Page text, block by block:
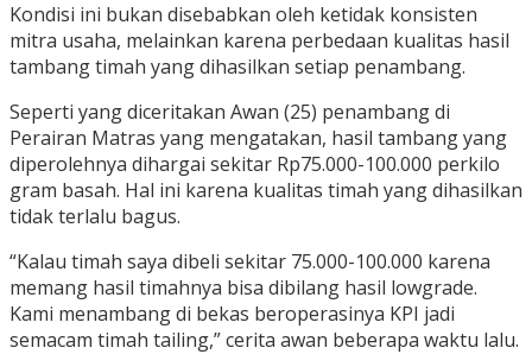
Kondisi ini bukan disebabkan oleh ketidak konsisten
mitra usaha, melainkan karena perbedaan kualitas hasil
tambang timah yang dihasilkan setiap penambang.
Seperti yang diceritakan Awan (25) penambang di
Perairan Matras yang mengatakan, hasil tambang yang
diperolehnya dihargai sekitar Rp75.000-100.000 perkilo
gram basah. Hal ini karena kualitas timah yang dihasilkan
tidak terlalu bagus.
“Kalau timah saya dibeli sekitar 75.000-100.000 karena
memang hasil timahnya bisa dibilang hasil lowgrade.
Kami menambang di bekas beroperasinya KPI jadi
semacam timah tailing,” cerita awan beberapa waktu lalu.